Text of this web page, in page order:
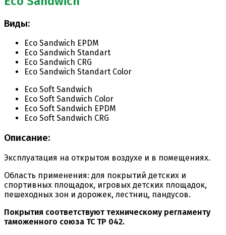
Виды:
Eco Sandwich EPDM
Eco Sandwich Standart
Eco Sandwich CRG
Eco Sandwich Standart Color
Eco Soft Sandwich
Eco Soft Sandwich Color
Eco Soft Sandwich EPDM
Eco Soft Sandwich CRG
Описание:
Эксплуатация на открытом воздухе и в помещениях.
Область применения: для покрытий детских и
спортивных площадок, игровых детских площадок,
пешеходных зон и дорожек, лестниц, пандусов.
Покрытия соответствуют техническому регламенту
таможенного союза ТС ТР 042.